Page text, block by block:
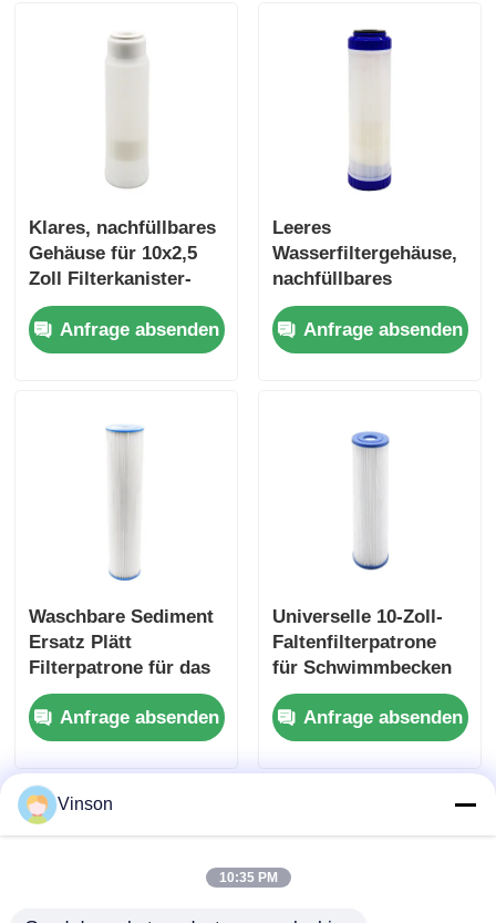
Klares, nachfüllbares
Gehäuse für 10x2,5
Zoll Filterkanister-
Mediengehäuse für
Wasserfilter
Anfrage absenden
Leeres
Wasserfiltergehäuse,
nachfüllbares
Gehäuse 10x2,5" mit
Ionenaustauscherharz
Anfrage absenden
Waschbare Sediment
Ersatz Plätt
Filterpatrone für das
ganze Haus 20 Zoll
Big Blue Gehäuse
Anfrage absenden
Universelle 10-Zoll-
Faltenfilterpatrone
für Schwimmbecken
reduziert Sedimente,
Sand, Schmutz und
Rost
Anfrage absenden
Vinson
10:35 PM